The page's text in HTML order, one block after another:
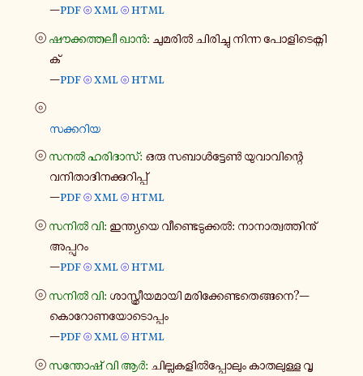
—pdf ⦾ xml ⦾ html
⦾ ഷൗ​ക്ക​ത്ത​ലീ ഖാൻ: ചു​മ​രിൽ ചി​രി​ച്ചു നിന്ന പോ​ളി​ടെ​ക്നി​
ക്
—pdf ⦾ xml ⦾ html
⦾
സക്ക​റിയ
⦾ സനൽ ഹരി​ദാ​സ്: ഒരു സബാൾ​ട്ടേൺ യു​വാ​വി​ന്റെ
വനി​താ​ദി​ന​ക്കു​റി​പ്പ്
—pdf ⦾ xml ⦾ html
⦾ സനിൽ വി: ഇന്ത്യ​യെ വീ​ണ്ടെ​ടു​ക്കൽ: നാ​നാ​ത്വ​ത്തി​നു്
അപ്പു​റം
—pdf ⦾ xml ⦾ html
⦾ സനിൽ വി: ശാ​സ്ത്രീ​യ​മാ​യി മരി​ക്കേ​ണ്ട​തെ​ങ്ങ​നെ?—
കൊ​റോ​ണ​യോ​ടൊ​പ്പം
—pdf ⦾ xml ⦾ html
⦾ സന്തോ​ഷ് വി ആർ: ചി​ല്ല​ക​ളിൽ​പ്പോ​ലും കാ​ത​ലു​ള്ള വൃ​